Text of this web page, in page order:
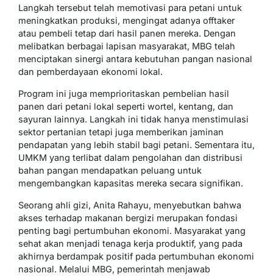
Langkah tersebut telah memotivasi para petani untuk
meningkatkan produksi, mengingat adanya offtaker
atau pembeli tetap dari hasil panen mereka. Dengan
melibatkan berbagai lapisan masyarakat, MBG telah
menciptakan sinergi antara kebutuhan pangan nasional
dan pemberdayaan ekonomi lokal.
Program ini juga memprioritaskan pembelian hasil
panen dari petani lokal seperti wortel, kentang, dan
sayuran lainnya. Langkah ini tidak hanya menstimulasi
sektor pertanian tetapi juga memberikan jaminan
pendapatan yang lebih stabil bagi petani. Sementara itu,
UMKM yang terlibat dalam pengolahan dan distribusi
bahan pangan mendapatkan peluang untuk
mengembangkan kapasitas mereka secara signifikan.
Seorang ahli gizi, Anita Rahayu, menyebutkan bahwa
akses terhadap makanan bergizi merupakan fondasi
penting bagi pertumbuhan ekonomi. Masyarakat yang
sehat akan menjadi tenaga kerja produktif, yang pada
akhirnya berdampak positif pada pertumbuhan ekonomi
nasional. Melalui MBG, pemerintah menjawab